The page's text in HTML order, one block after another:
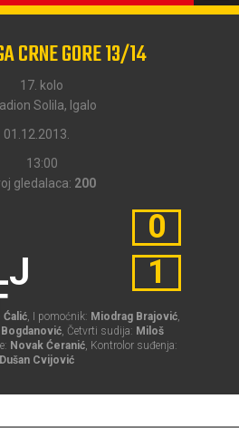
CRNE GORE 13/14
17. kolo
Solila, Igalo
01.12.2013.
13:00
gledalaca: 200
0
1
, I pomoćnik: Miodrag Brajović,
Bogdanović, Četvrti sudija: Miloš
Novak Ćeranić, Kontrolor suđenja:
Dušan Cvijović